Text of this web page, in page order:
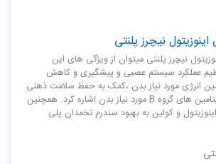
نیچرز پلنتی
نیچرز پلنتی میتوان از ویژگی های این
عملکرد سیستم عصبی و پیشگیری و کاهش
انرژی مورد نیاز بدن ،کمک به حفظ سلامت ذهنی
و روحی ،تامین کلیه ویتامین های گروه B مورد نیاز بدن اشاره کرد. همچنین
و کولین به بهبود سندرم تخمدان پلی